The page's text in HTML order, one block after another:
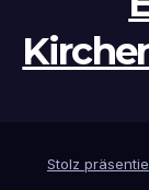
Stolz